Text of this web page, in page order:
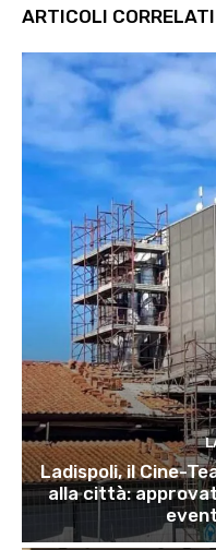
ARTICOLI CORRELATI
Ladispoli, il Cine-
alla città: